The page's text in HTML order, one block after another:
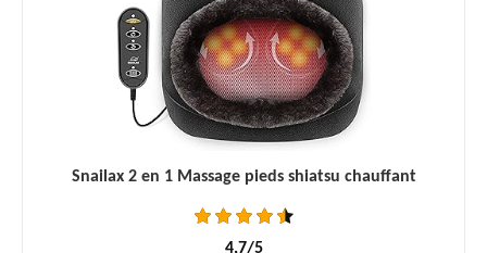
Snailax 2 en 1 Massage pieds shiatsu chauffant
4,7/5